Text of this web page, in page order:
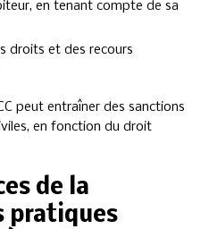
en tenant compte de sa
droits et des recours
peut entraîner des sanctions
en fonction du droit
de la
pratiques